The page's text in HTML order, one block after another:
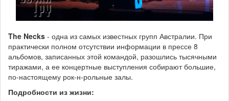
The Necks - одна из самых известных групп Австралии. При
практически полном отсутствии информации в прессе 8
альбомов, записанных этой командой, разошлись тысячными
тиражами, а ее концертные выступления собирают большие,
по-настоящему рок-н-рольные залы.
Подробности из жизни: